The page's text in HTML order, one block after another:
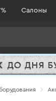
Салоны